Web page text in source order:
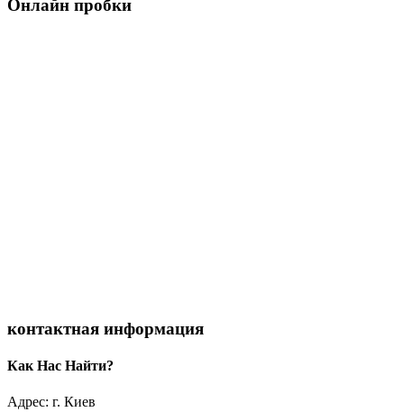
Онлайн пробки
контактная информация
Как Нас Найти?
Адрес: г. Киев